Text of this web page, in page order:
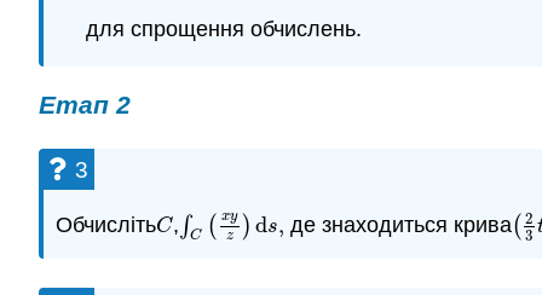
для спрощення обчислень.
Етап 2
3
ОбчислітьC
C, ∫C ( xy
z
) ds,
∫C( x yz )ds, де знаходиться крива( 2
3
( 2